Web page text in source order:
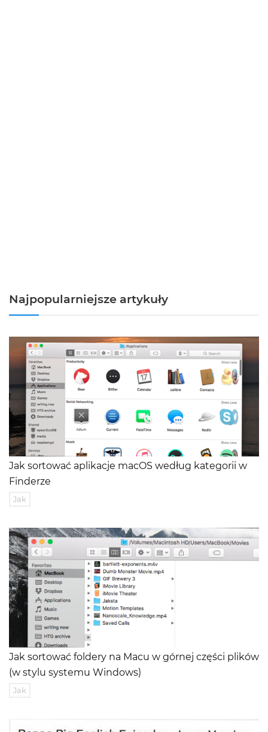
Najpopularniejsze artykuły
Jak sortować aplikacje macOS według kategorii w
Finderze
Jak
Jak sortować foldery na Macu w górnej części plików
(w stylu systemu Windows)
Jak